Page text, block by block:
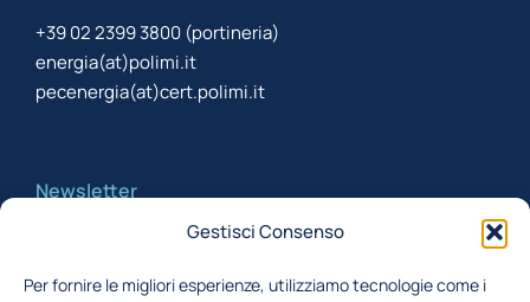
Gestisci Consenso
Per fornire le migliori esperienze, utilizziamo tecnologie come i
+39 02 2399 3800 (portineria)
energia(at)polimi.it
pecenergia(at)cert.polimi.it
Newsletter
Iscriviti alla newsletter per rimanere aggiornato